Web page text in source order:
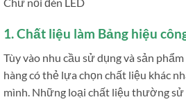
Chữ nổi đèn LED
1. Chất liệu làm Bảng hiệu
Tùy vào nhu cầu sử dụng và sản
hàng có thẻ lựa chọn chất liệu khác
mình. Những loại chất liệu thường sử